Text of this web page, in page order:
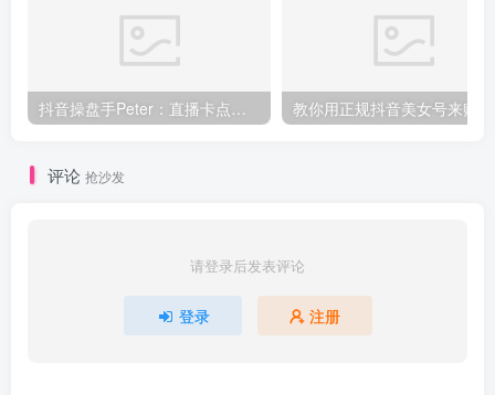
抖音操盘手Peter：直播卡点、直播间冷启动分享
评论 抢沙发
请登录后发表评论
登录 注册